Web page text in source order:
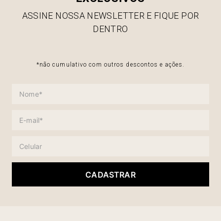
ASSINE NOSSA NEWSLETTER E FIQUE POR
DENTRO
*não cumulativo com outros descontos e ações.
CADASTRAR